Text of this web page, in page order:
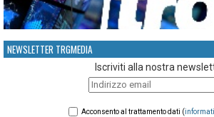
NEWSLETTER TRGMEDIA
Iscriviti alla nostra
Acconsento al trattamento dati (